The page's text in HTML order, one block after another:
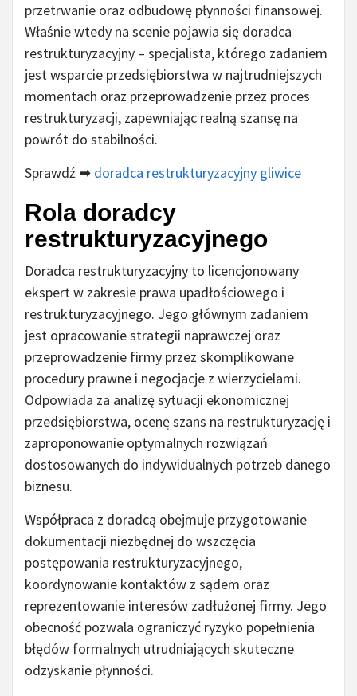
przetrwanie oraz odbudowę płynności finansowej.
Właśnie wtedy na scenie pojawia się doradca
restrukturyzacyjny – specjalista, którego zadaniem
jest wsparcie przedsiębiorstwa w najtrudniejszych
momentach oraz przeprowadzenie przez proces
restrukturyzacji, zapewniając realną szansę na
powrót do stabilności.
Sprawdź ➡ doradca restrukturyzacyjny gliwice
Rola doradcy
restrukturyzacyjnego
Doradca restrukturyzacyjny to licencjonowany
ekspert w zakresie prawa upadłościowego i
restrukturyzacyjnego. Jego głównym zadaniem
jest opracowanie strategii naprawczej oraz
przeprowadzenie firmy przez skomplikowane
procedury prawne i negocjacje z wierzycielami.
Odpowiada za analizę sytuacji ekonomicznej
przedsiębiorstwa, ocenę szans na restrukturyzację i
zaproponowanie optymalnych rozwiązań
dostosowanych do indywidualnych potrzeb danego
biznesu.
Współpraca z doradcą obejmuje przygotowanie
dokumentacji niezbędnej do wszczęcia
postępowania restrukturyzacyjnego,
koordynowanie kontaktów z sądem oraz
reprezentowanie interesów zadłużonej firmy. Jego
obecność pozwala ograniczyć ryzyko popełnienia
błędów formalnych utrudniających skuteczne
odzyskanie płynności.